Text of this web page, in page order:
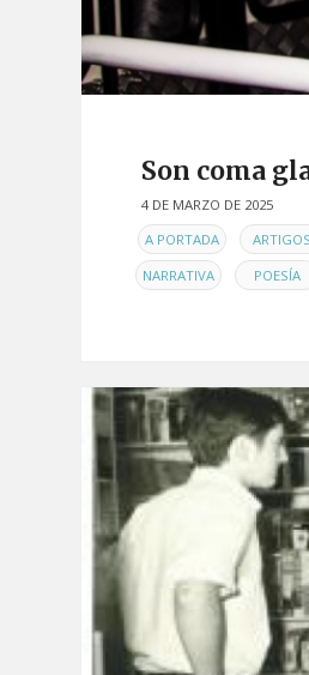
Son coma
4 DE MARZO DE 2025
ENA PORTADA ARTIGOS
NARRATIVA POESÍA